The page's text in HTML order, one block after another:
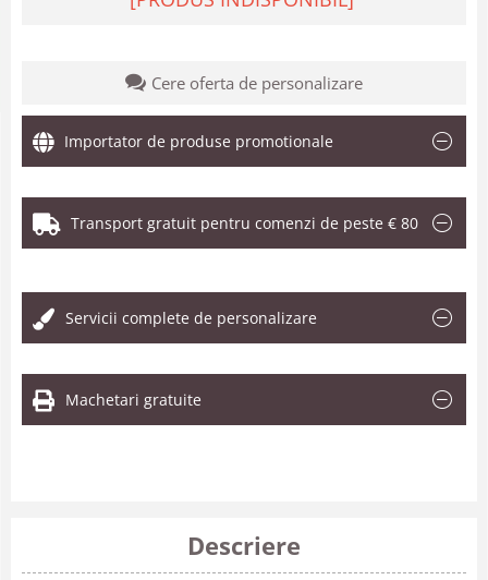
Cere oferta de personalizare
Importator de produse promotionale
Transport gratuit pentru comenzi de peste € 80
Servicii complete de personalizare
Machetari gratuite
Descriere